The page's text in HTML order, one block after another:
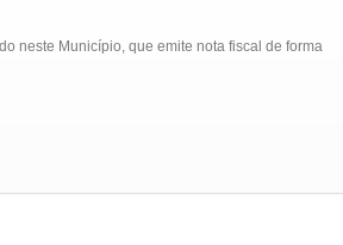
neste Município, que emite nota fiscal de forma